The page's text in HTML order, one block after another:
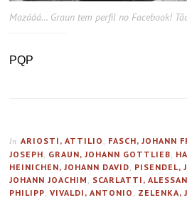
Mazááá… Graun tem perfil no Facebook!
PQP
In ARIOSTI, ATTILIO , FASCH, JOHANN
JOSEPH, GRAUN, JOHANN GOTTLIEB,
HEINICHEN, JOHANN DAVID, PISENDEL,
JOHANN JOACHIM , SCARLATTI,
PHILIPP,VIVALDI, ANTONIO , ZELENKA,